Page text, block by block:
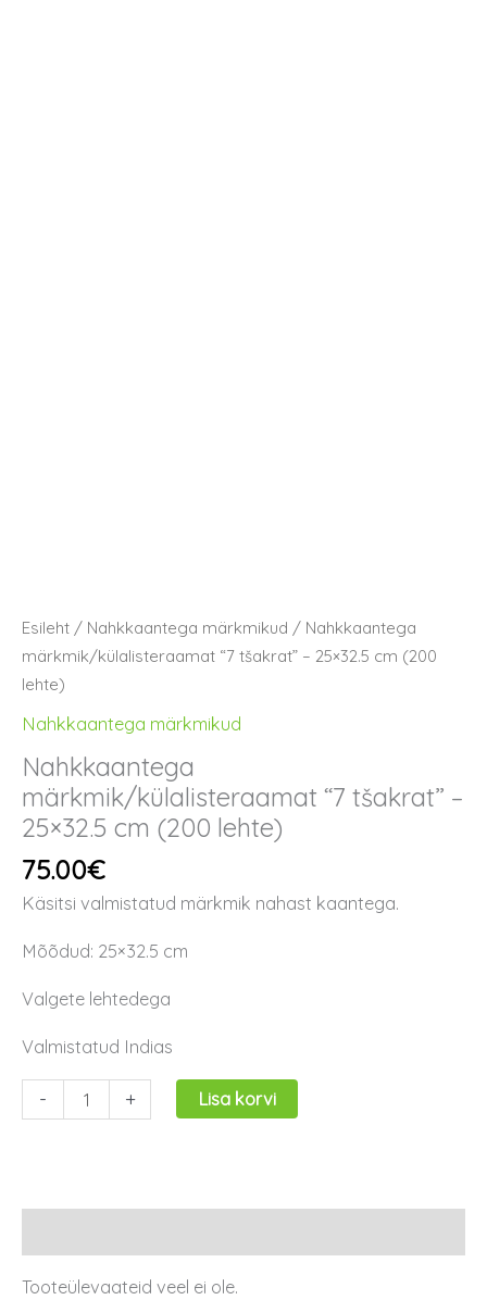
Esileht / Nahkkaantega märkmikud / Nahkkaantega
märkmik/külalisteraamat “7 tšakrat” – 25×32.5 cm (200
lehte)
Nahkkaantega märkmikud
Nahkkaantega
märkmik/külalisteraamat “7 tšakrat” –
25×32.5 cm (200 lehte)
75.00€
Käsitsi valmistatud märkmik nahast kaantega.
Mõõdud: 25×32.5 cm
Valgete lehtedega
Valmistatud Indias
- + Lisa korvi
Tooteülevaateid veel ei ole.